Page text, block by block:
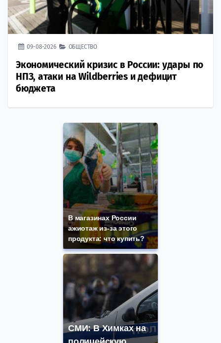
09-08-2026 ОБЩЕСТВО
Экономический кризис в России: удары по
НПЗ, атаки на Wildberries и дефицит
бюджета
В магазинах России
ажиотаж из-за этого
продукта: что купить?
СМИ: В Химках на